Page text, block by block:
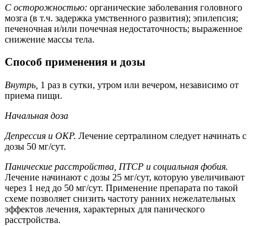
С осторожностью: органические заболевания головного
мозга (в т.ч. задержка умственного развития); эпилепсия;
печеночная и/или почечная недостаточность; выраженное
снижение массы тела.
Способ применения и дозы
Внутрь, 1 раз в сутки, утром или вечером, независимо от
приема пищи.
Начальная доза
Депрессия и ОКР. Лечение сертралином следует начинать с
дозы 50 мг/сут.
Панические расстройства, ПТСР и социальная фобия.
Лечение начинают с дозы 25 мг/сут, которую увеличивают
через 1 нед до 50 мг/сут. Применение препарата по такой
схеме позволяет снизить частоту ранних нежелательных
эффектов лечения, характерных для панического
расстройства.